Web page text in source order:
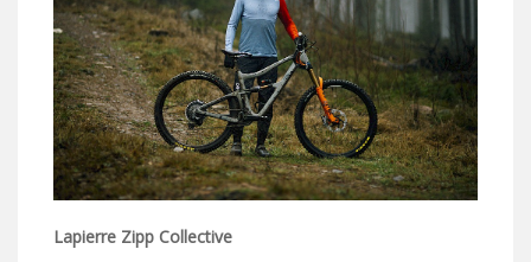
Lapierre Zipp Collective